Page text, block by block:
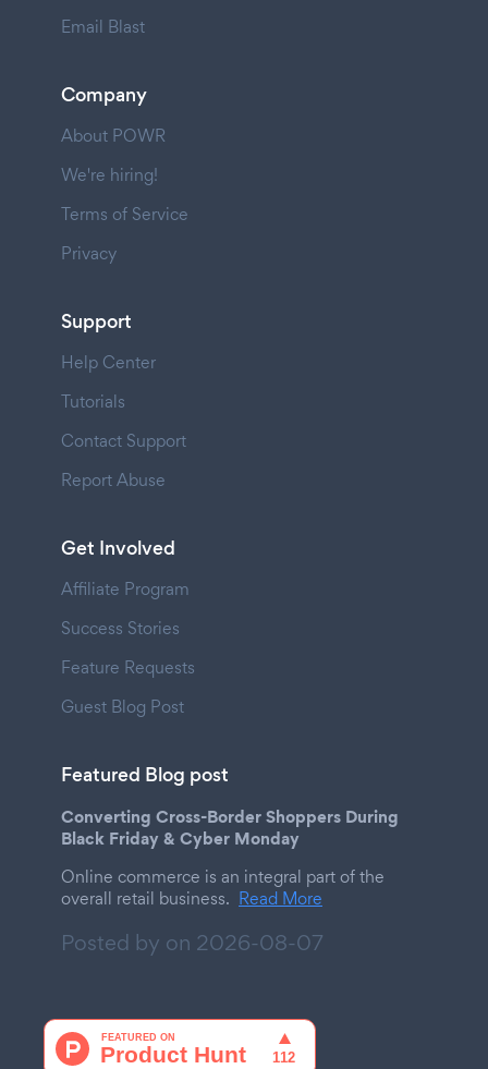
Email Blast
Company
About POWR
We're hiring!
Terms of Service
Privacy
Support
Help Center
Tutorials
Contact Support
Report Abuse
Get Involved
Affiliate Program
Success Stories
Feature Requests
Guest Blog Post
Featured Blog post
Converting Cross-Border Shoppers During
Black Friday & Cyber Monday
Online commerce is an integral part of the
overall retail business. Read More
Posted by on 2026-08-07